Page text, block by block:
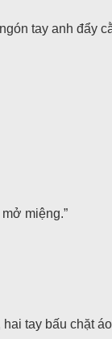
tay anh đẩy
miệng.”
tay bấu chặt